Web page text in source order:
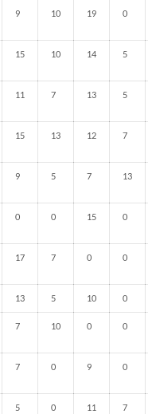
9 10 19 0
15 10 14 5
11 7 13 5
15 13 12 7
9 5 7 13
0 0 15 0
17 7 0 0
13 5 10 0
7 10 0 0
7 0 9 0
5 0 11 7